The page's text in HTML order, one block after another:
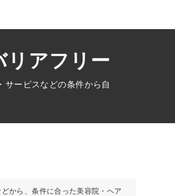
リアフリー
ービスなどの条件から自
から、条件に合った美容院・ヘア